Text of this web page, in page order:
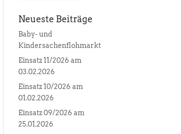
Neueste Beiträge
Baby- und
Kindersachenflohmarkt
Einsatz 11/2026 am
03.02.2026
Einsatz 10/2026 am
01.02.2026
Einsatz 09/2026 am
25.01.2026